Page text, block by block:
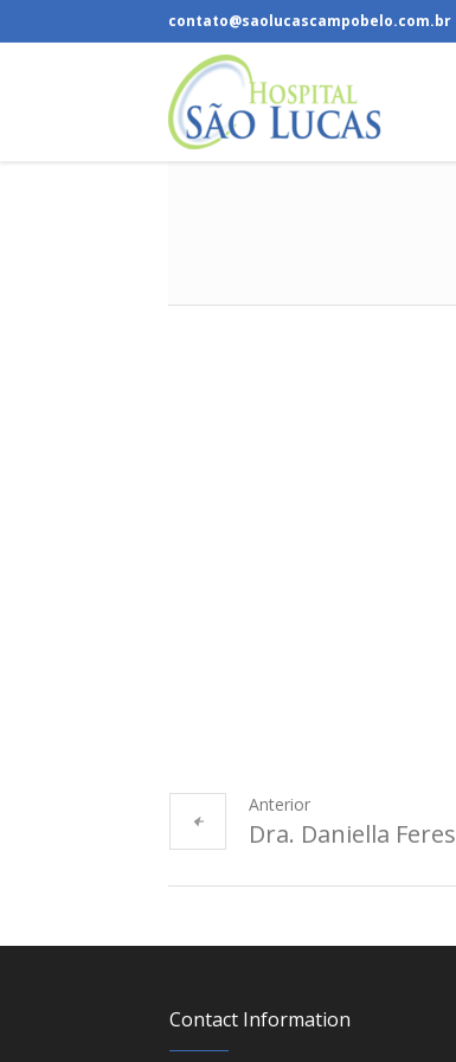
contato@saolucascampobelo.com.br
Anterior
Dra. Daniella Feres
Contact Information